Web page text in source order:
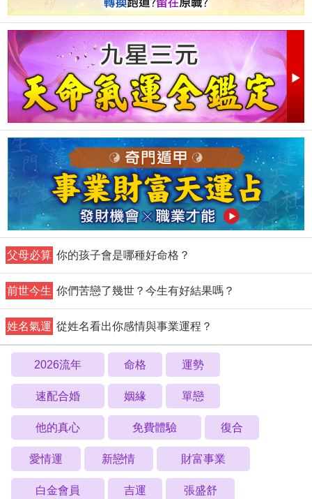
父母必算 你的孩子會是哪種好命格？
前世今生 你們苦戀了幾世？今生有好結果嗎？
姓名氣運 從姓名看出你感情與事業運程？
2026流年 命格 運勢
速配合婚 姻緣 單戀
他的真心 免費體驗 復合
愛情運 新戀情 財富事業
白金會員 吉運 張盛舒